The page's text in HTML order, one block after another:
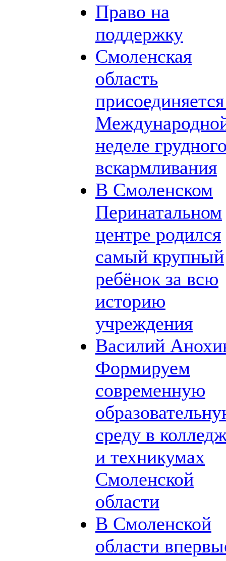
Право на
поддержку
Смоленская
область
неделе
вскармливания
В Смоленском
Перинатальном
центре родился
самый крупный
ребёнок за всю
историю
учреждения
Василий
Формируем
современную
среду в
и техникумах
Смоленской
области
В Смоленской
области